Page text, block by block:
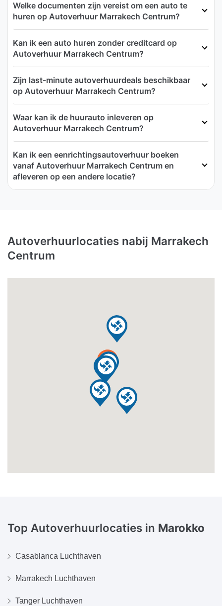
Welke documenten zijn vereist om een auto te
huren op Autoverhuur Marrakech Centrum?
Kan ik een auto huren zonder creditcard op
Autoverhuur Marrakech Centrum?
Zijn last-minute autoverhuurdeals beschikbaar
op Autoverhuur Marrakech Centrum?
Waar kan ik de huurauto inleveren op
Autoverhuur Marrakech Centrum?
Kan ik een eenrichtingsautoverhuur boeken
vanaf Autoverhuur Marrakech Centrum en
afleveren op een andere locatie?
Autoverhuurlocaties nabij Marrakech
Centrum
Top Autoverhuurlocaties in Marokko
Casablanca Luchthaven
Marrakech Luchthaven
Tanger Luchthaven